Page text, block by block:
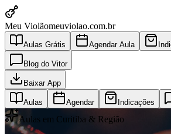
Meu Violãomeuviolao.com.br
Aulas Grátis Agendar Aula
Blog do Vitor
Baixar App
Aulas Agendar Indicações
Aulas em Curitiba & Região